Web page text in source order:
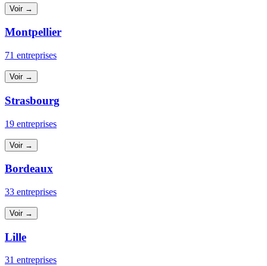
Voir →
Montpellier
71 entreprises
Voir →
Strasbourg
19 entreprises
Voir →
Bordeaux
33 entreprises
Voir →
Lille
31 entreprises